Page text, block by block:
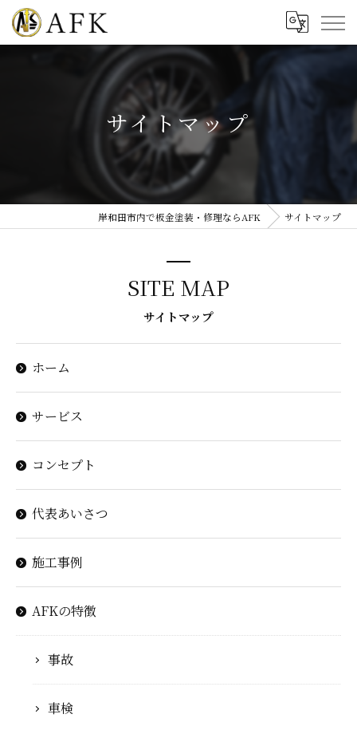
サイトマップ
岸和田市内で板金塗装・修理ならAFK サイトマップ
サイトマップ
SITE MAP
ホーム
サービス
コンセプト
代表あいさつ
施工事例
AFKの特徴
事故
車検